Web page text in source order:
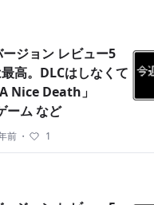
ジョン レビュー5
高。DLCはしなくて
Nice Death」
ーム など
前 ・ 1